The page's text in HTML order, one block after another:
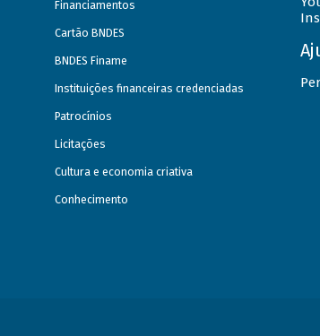
Financiamentos
Cartão BNDES
BNDES Finame
Instituições financeiras credenciadas
Patrocínios
Licitações
Cultura e economia criativa
Conhecimento